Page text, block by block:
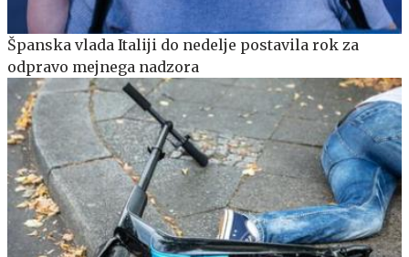
Španska vlada Italiji do nedelje postavila rok za
odpravo mejnega nadzora